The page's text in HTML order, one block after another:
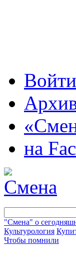
Войти
на
"Смена" о
Культурология
Чтобы помнили